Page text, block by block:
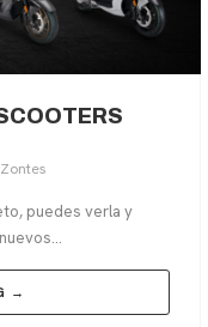
Zontes
puedes verla y
→